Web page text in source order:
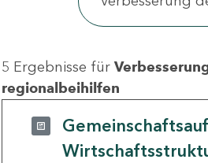
5 Ergebnisse für
regionalbeihilfen